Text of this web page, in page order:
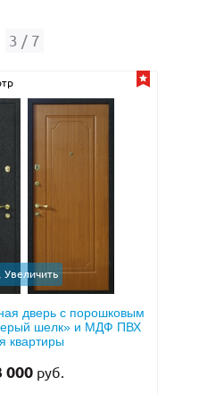
4 / 7
с порошковым
и МДФ ПВХ